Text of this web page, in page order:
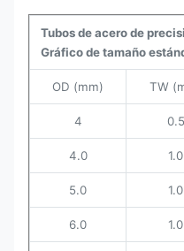
Tubos de acero de
Gráfico de tamaño
OD (mm) TW
4 0.5
4.0 1.0
5.0 1.0
6.0 1.0